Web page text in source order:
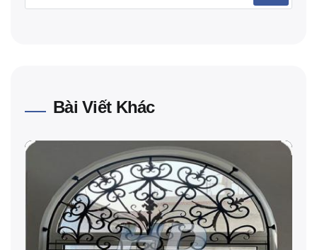
Bài Viết Khác